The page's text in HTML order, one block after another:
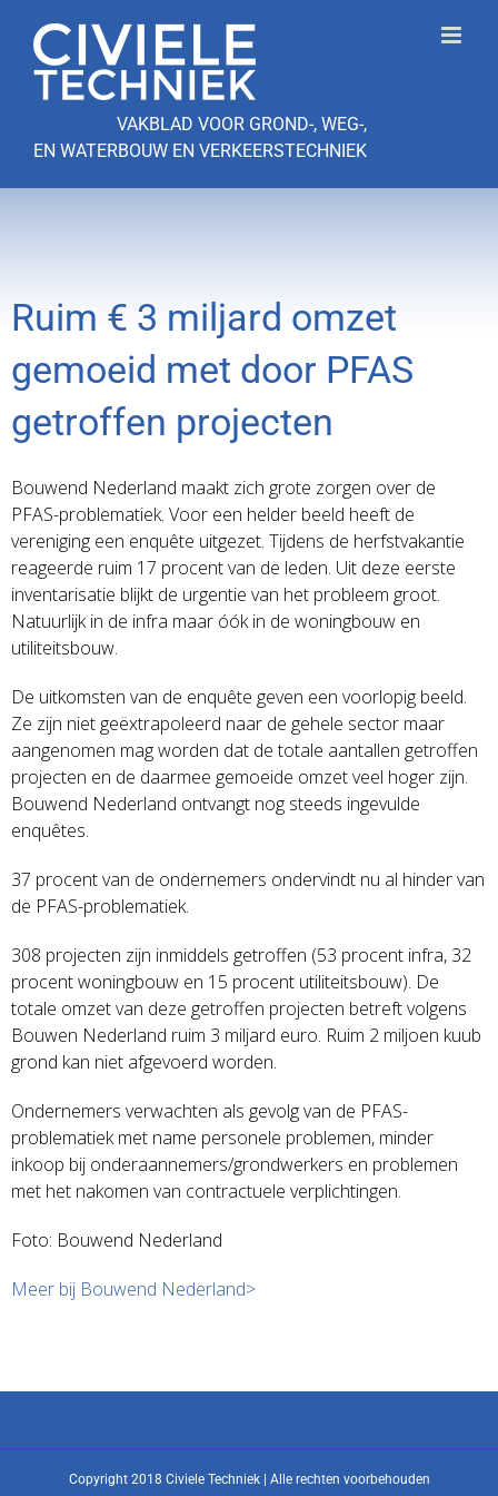
naar
inhoud
VAKBLAD VOOR GROND-, WEG-,
EN WATERBOUW EN VERKEERSTECHNIEK
Ruim € 3 miljard omzet
gemoeid met door PFAS
getroffen projecten
Bouwend Nederland maakt zich grote zorgen over de
PFAS-problematiek. Voor een helder beeld heeft de
vereniging een enquête uitgezet. Tijdens de herfstvakantie
reageerde ruim 17 procent van de leden. Uit deze eerste
inventarisatie blijkt de urgentie van het probleem groot.
Natuurlijk in de infra maar óók in de woningbouw en
utiliteitsbouw.
De uitkomsten van de enquête geven een voorlopig beeld.
Ze zijn niet geëxtrapoleerd naar de gehele sector maar
aangenomen mag worden dat de totale aantallen getroffen
projecten en de daarmee gemoeide omzet veel hoger zijn.
Bouwend Nederland ontvangt nog steeds ingevulde
enquêtes.
37 procent van de ondernemers ondervindt nu al hinder van
de PFAS-problematiek.
308 projecten zijn inmiddels getroffen (53 procent infra, 32
procent woningbouw en 15 procent utiliteitsbouw). De
totale omzet van deze getroffen projecten betreft volgens
Bouwen Nederland ruim 3 miljard euro. Ruim 2 miljoen kuub
grond kan niet afgevoerd worden.
Ondernemers verwachten als gevolg van de PFAS-
problematiek met name personele problemen, minder
inkoop bij onderaannemers/grondwerkers en problemen
met het nakomen van contractuele verplichtingen.
Foto: Bouwend Nederland
Meer bij Bouwend Nederland>
Copyright 2018 Civiele Techniek | Alle rechten voorbehouden